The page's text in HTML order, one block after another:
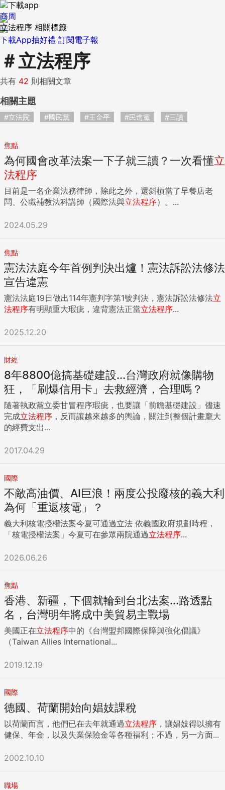
下載App抽好禮 訂閱電子報
商周
立法程序 相關標籤
＃立法程序
共有 42 則相關文章
相關主題
#立法院 #國民黨 #王金平 #民進黨 #三讀
焦點
為何國會改革法案一下子就三讀？一次看懂立
法程序
目前是一名企業法務律師，除此之外，還斜槓當了早餐店老
闆、公職補教法科講師（國際法與立法程序）。...
2024.05.29
焦點
憲法法庭今年首例判決出爐！憲法訴訟法修法
宣告違憲
憲法法庭19日做出114年憲判字第1號判決，憲法訴訟法修法立
法程序有明顯重大瑕疵，違背憲法正當立法程序...
2025.12.20
財經
8年8800億搞基礎建設...台灣政府就像購物
狂，「刷爆信用卡」去救經濟，合理嗎？
隨著執政黨立委甘冒程序瑕疵，也要讓「前瞻基礎建設」儘速
完成立法程序 ，反而讓越來越多的輿論，關注到整個計畫龐大
的經費支出...
2017.04.29
國際
不敵高油價、AI巨浪！兩度公投廢核的義大利
為何「重返核電」？
義大利核電授權法案今夏可通過立法 依義國政府規劃時程，
「核電授權法案」今夏可在參眾兩院通過立法程序...
2026.06.26
焦點
香港、新疆，下個就輪到台北法案...路透點
名，台灣明年將成中美貿易主戰場
美國正在立法程序中的《台灣盟邦國際保障與強化倡議》
（Taiwan Allies International...
2019.12.19
國際
德國、荷蘭開始向娼妓課稅
以荷蘭而言，他們已在去年就通過立法程序 ，讓娼妓得以擁有
健保、年金，以及失業保險金等各種福利；不過，另一方面...
2002.10.10
職場